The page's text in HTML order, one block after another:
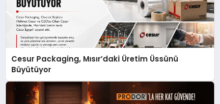
Cesur Packaging, Mısır’daki Üretim Üssünü
Büyütüyor